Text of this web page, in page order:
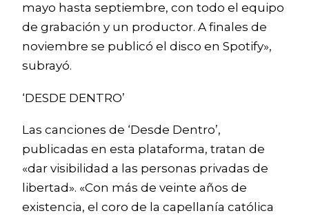
mayo hasta septiembre, con todo el equipo
de grabación y un productor. A finales de
noviembre se publicó el disco en Spotify»,
subrayó.
‘DESDE DENTRO’
Las canciones de ‘Desde Dentro’,
publicadas en esta plataforma, tratan de
«dar visibilidad a las personas privadas de
libertad». «Con más de veinte años de
existencia, el coro de la capellanía católica